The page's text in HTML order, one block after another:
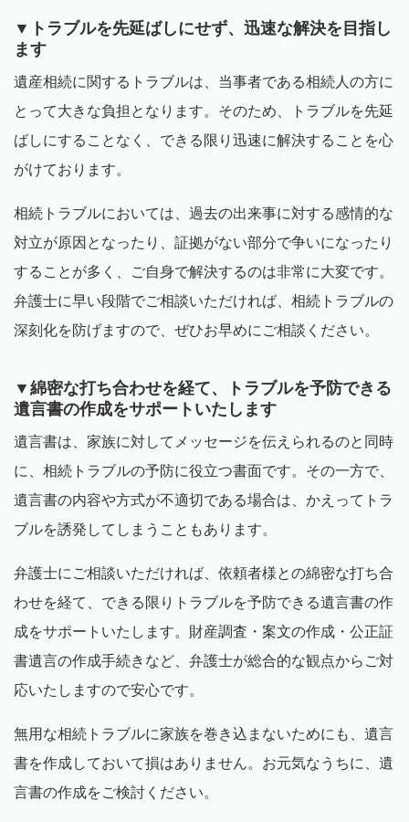
▼トラブルを先延ばしにせず、迅速な解決を目指し
ます
遺産相続に関するトラブルは、当事者である相続人の方に
とって大きな負担となります。そのため、トラブルを先延
ばしにすることなく、できる限り迅速に解決することを心
がけております。
相続トラブルにおいては、過去の出来事に対する感情的な
対立が原因となったり、証拠がない部分で争いになったり
することが多く、ご自身で解決するのは非常に大変です。
弁護士に早い段階でご相談いただければ、相続トラブルの
深刻化を防げますので、ぜひお早めにご相談ください。
▼綿密な打ち合わせを経て、トラブルを予防できる
遺言書の作成をサポートいたします
遺言書は、家族に対してメッセージを伝えられるのと同時
に、相続トラブルの予防に役立つ書面です。その一方で、
遺言書の内容や方式が不適切である場合は、かえってトラ
ブルを誘発してしまうこともあります。
弁護士にご相談いただければ、依頼者様との綿密な打ち合
わせを経て、できる限りトラブルを予防できる遺言書の作
成をサポートいたします。財産調査・案文の作成・公正証
書遺言の作成手続きなど、弁護士が総合的な観点からご対
応いたしますので安心です。
無用な相続トラブルに家族を巻き込まないためにも、遺言
書を作成しておいて損はありません。お元気なうちに、遺
言書の作成をご検討ください。